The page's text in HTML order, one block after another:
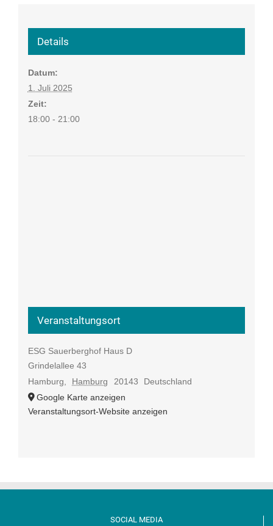
Details
Datum:
1. Juli 2025
Zeit:
18:00 - 21:00
Veranstaltungsort
ESG Sauerberghof Haus D
Grindelallee 43
Hamburg
Hamburg 20143
Deutschland
Google Karte anzeigen
Veranstaltungsort-Website anzeigen
SOCIAL MEDIA